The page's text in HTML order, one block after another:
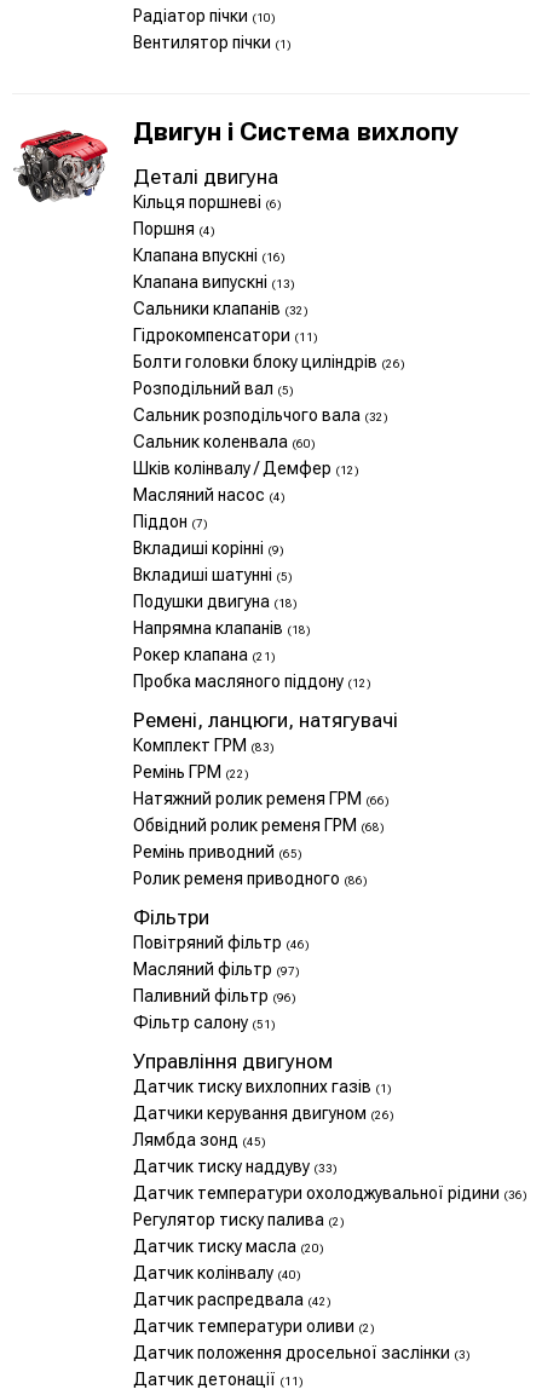
Радіатор пічки (10)
Вентилятор пічки (1)
Двигун і Система вихлопу
Деталі двигуна
Кільця поршневі (6)
Поршня (4)
Клапана впускні (16)
Клапана випускні (13)
Сальники клапанів (32)
Гідрокомпенсатори (11)
Болти головки блоку циліндрів (26)
Розподільний вал (5)
Сальник розподільчого вала (32)
Сальник коленвала (60)
Шків колінвалу / Демфер (12)
Масляний насос (4)
Піддон (7)
Вкладиші корінні (9)
Вкладиші шатунні (5)
Подушки двигуна (18)
Напрямна клапанів (18)
Рокер клапана (21)
Пробка масляного піддону (12)
Ремені, ланцюги, натягувачі
Комплект ГРМ (83)
Ремінь ГРМ (22)
Натяжний ролик ременя ГРМ (66)
Обвідний ролик ременя ГРМ (68)
Ремінь приводний (65)
Ролик ременя приводного (86)
Фільтри
Повітряний фільтр (46)
Масляний фільтр (97)
Паливний фільтр (96)
Фільтр салону (51)
Управління двигуном
Датчик тиску вихлопних газів (1)
Датчики керування двигуном (26)
Лямбда зонд (45)
Датчик тиску наддуву (33)
Датчик температури охолоджувальної рідини (36)
Регулятор тиску палива (2)
Датчик тиску масла (20)
Датчик колінвалу (40)
Датчик распредвала (42)
Датчик температури оливи (2)
Датчик положення дросельної заслінки (3)
Датчик детонації (11)